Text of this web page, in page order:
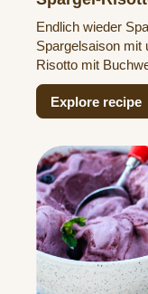
Endlich wieder
Spargelsaison mit
Risotto mit
Explore recipe